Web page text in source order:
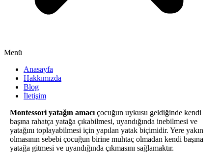
Menü
Anasayfa
Hakkımızda
Blog
İletişim
Montessori yatağın amacı çocuğun uykusu geldiğinde kendi
başına rahatça yatağa çıkabilmesi, uyandığında inebilmesi ve
yatağını toplayabilmesi için yapılan yatak biçimidir. Yere yakın
olmasının sebebi çocuğun birine muhtaç olmadan kendi başına
yatağa gitmesi ve uyandığında çıkmasını sağlamaktır.